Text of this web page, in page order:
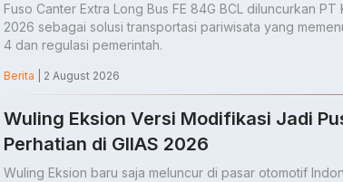
Fuso Canter Extra Long Bus FE 84G BCL diluncurkan PT
2026 sebagai solusi transportasi pariwisata yang
4 dan regulasi pemerintah.
Berita | 2 August 2026
Wuling Eksion Versi Modifikasi Jadi
Perhatian di GIIAS 2026
Wuling Eksion baru saja meluncur di pasar otomotif